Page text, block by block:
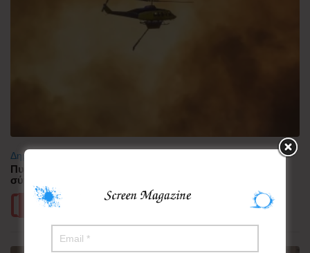
Δημοφιλή
Πυρκαγιά στη Δυτική Αττική – Ερευνώνται τα αίτια της
σύγκρουσης των δύο ελικοπτέρων
Περισσότερα